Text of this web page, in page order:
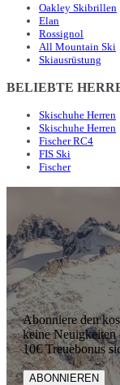
Oakley Skibrillen
Elan
Rossignol
All Mountain Ski
Skiausrüstung
BELIEBTE
Skischuhe Herren
Skischuhe Herren
Fischer RC4
FIS Ski
Fischer
Abonniere den
keine Neuigkeiten
10€ Treuebonus
ABONNIEREN